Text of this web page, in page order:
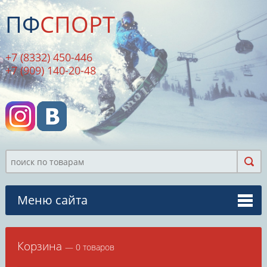
ПФСПОРТ
+7 (8332) 450-446
+7 (909) 140-20-48
Меню сайта
Корзина — 0 товаров